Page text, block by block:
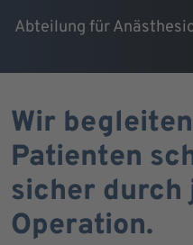
Abteilung für
Wir
Patienten
sicher durch
Operation.